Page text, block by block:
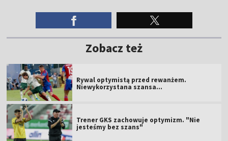
Zobacz też
Rywal optymistą przed rewanżem.
Niewykorzystana szansa...
Trener GKS zachowuje optymizm. "Nie
jesteśmy bez szans"